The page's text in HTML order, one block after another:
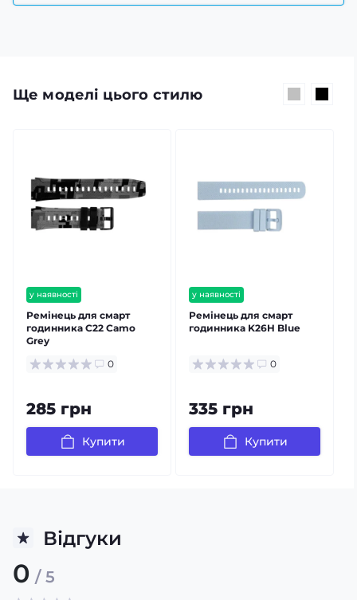
Ще моделі цього стилю
у наявності
Ремінець для смарт
годинника C22 Camo
Grey
0
285 грн
Купити
у наявності
Ремінець для смарт
годинника K26H Blue
0
335 грн
Купити
Відгуки
0 / 5